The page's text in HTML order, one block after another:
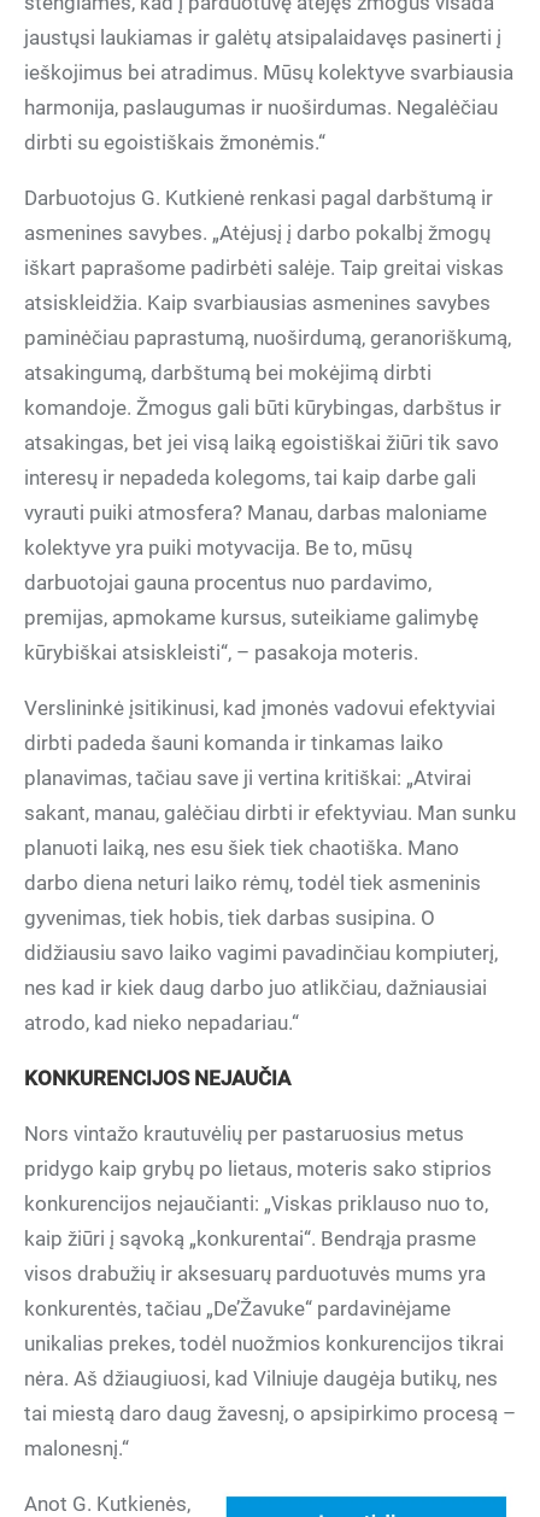
jaustųsi laukiamas ir galėtų atsipalaidavęs pasinerti į
ieškojimus bei atradimus. Mūsų kolektyve svarbiausia
harmonija, paslaugumas ir nuoširdumas. Negalėčiau
dirbti su egoistiškais žmonėmis.“
Darbuotojus G. Kutkienė renkasi pagal darbštumą ir
asmenines savybes. „Atėjusį į darbo pokalbį žmogų
iškart paprašome padirbėti salėje. Taip greitai viskas
atsiskleidžia. Kaip svarbiausias asmenines savybes
paminėčiau paprastumą, nuoširdumą, geranoriškumą,
atsakingumą, darbštumą bei mokėjimą dirbti
komandoje. Žmogus gali būti kūrybingas, darbštus ir
atsakingas, bet jei visą laiką egoistiškai žiūri tik savo
interesų ir nepadeda kolegoms, tai kaip darbe gali
vyrauti puiki atmosfera? Manau, darbas maloniame
kolektyve yra puiki motyvacija. Be to, mūsų
darbuotojai gauna procentus nuo pardavimo,
premijas, apmokame kursus, suteikiame galimybę
kūrybiškai atsiskleisti“, – pasakoja moteris.
Verslininkė įsitikinusi, kad įmonės vadovui efektyviai
dirbti padeda šauni komanda ir tinkamas laiko
planavimas, tačiau save ji vertina kritiškai: „Atvirai
sakant, manau, galėčiau dirbti ir efektyviau. Man sunku
planuoti laiką, nes esu šiek tiek chaotiška. Mano
darbo diena neturi laiko rėmų, todėl tiek asmeninis
gyvenimas, tiek hobis, tiek darbas susipina. O
didžiausiu savo laiko vagimi pavadinčiau kompiuterį,
nes kad ir kiek daug darbo juo atlikčiau, dažniausiai
atrodo, kad nieko nepadariau.“
KONKURENCIJOS NEJAUČIA
Nors vintažo krautuvėlių per pastaruosius metus
pridygo kaip grybų po lietaus, moteris sako stiprios
konkurencijos nejaučianti: „Viskas priklauso nuo to,
kaip žiūri į sąvoką „konkurentai“. Bendrąja prasme
visos drabužių ir aksesuarų parduotuvės mums yra
konkurentės, tačiau „De’Žavuke“ pardavinėjame
unikalias prekes, todėl nuožmios konkurencijos tikrai
nėra. Aš džiaugiuosi, kad Vilniuje daugėja butikų, nes
tai miestą daro daug žavesnį, o apsipirkimo procesą –
malonesnį.“
Anot G. Kutkienės,